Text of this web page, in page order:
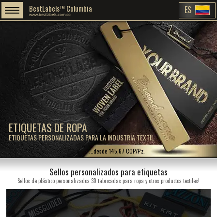
ETIQUETAS DE ROPA
ETIQUETAS PERSONALIZADAS PARA LA INDUSTRIA TEXTIL
BestLabels™ Columbia
www.bestlabels.com.co ES
...desde 145,67 COP/Pz.
Sellos personalizados para etiquetas
Sellos de plástico personalizados 3D fabricadas para ropa y otros productos textiles!